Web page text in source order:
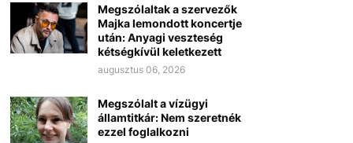
Megszólaltak a szervezők
Majka lemondott koncertje
után: Anyagi veszteség
kétségkívül keletkezett
augusztus 06, 2026
Megszólalt a vízügyi
államtitkár: Nem szeretnék
ezzel foglalkozni